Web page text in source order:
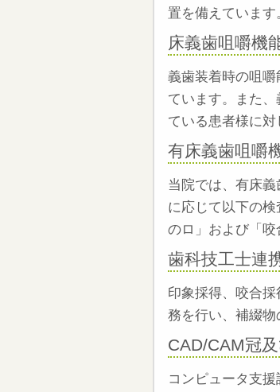
置を備えています
床義歯咀嚼機
義歯装着時の咀
ています。また
ている患者様に対
有床義歯咀嚼
当院では、有床
に応じて以下の
のロ」および「咬
歯科技工士連
印象採得、咬合
務を行い、補綴物
CAD/CAM冠
コンピュータ支